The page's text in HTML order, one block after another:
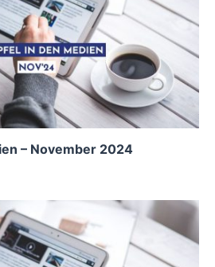
– November 2024